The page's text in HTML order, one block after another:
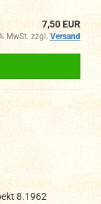
7,50 EUR
MwSt. zzgl. Versand
8.1962